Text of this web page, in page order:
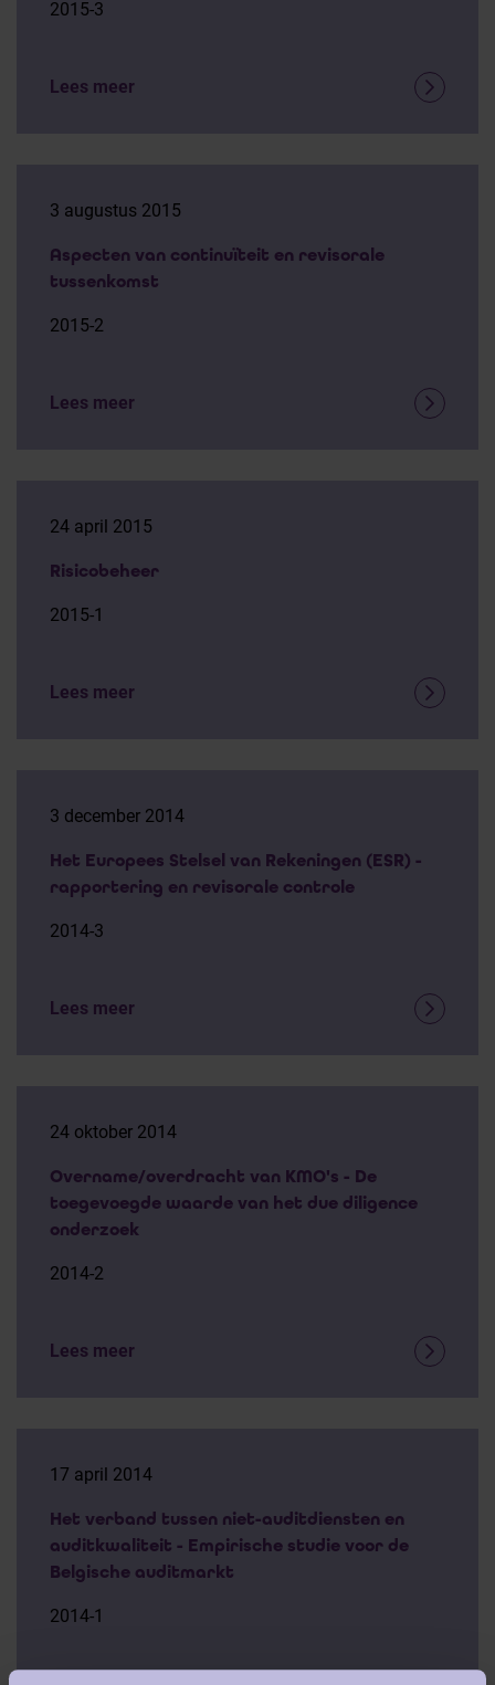
2015-3
Lees meer
3 augustus 2015
Aspecten van continuïteit en revisorale
tussenkomst
2015-2
Lees meer
24 april 2015
Risicobeheer
2015-1
Lees meer
3 december 2014
Het Europees Stelsel van Rekeningen (ESR) -
rapportering en revisorale controle
2014-3
Lees meer
24 oktober 2014
Overname/overdracht van KMO's - De
toegevoegde waarde van het due diligence
onderzoek
2014-2
Lees meer
17 april 2014
Het verband tussen niet-auditdiensten en
auditkwaliteit - Empirische studie voor de
Belgische auditmarkt
2014-1